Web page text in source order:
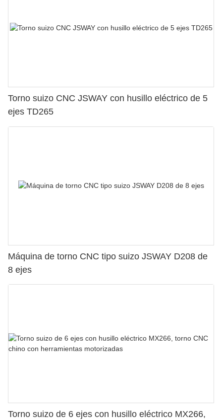
Torno suizo CNC JSWAY con husillo eléctrico de 5
ejes TD265
Máquina de torno CNC tipo suizo JSWAY D208 de
8 ejes
Torno suizo de 6 ejes con husillo eléctrico MX266,